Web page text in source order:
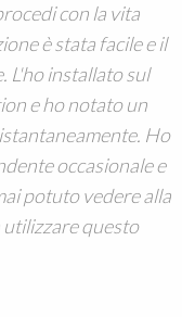
con la vita
è stata facile e il
L'ho installato sul
e ho notato un
Ho
occasionale e
potuto vedere alla
questo